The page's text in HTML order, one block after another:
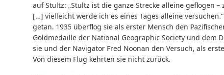
auf Stultz: „Stultz ist die ganze Strecke alleine geflogen
[…] vielleicht werde ich es eines Tages alleine
getan. 1935 überflog sie als erster Mensch den
Goldmedaille der National Geographic Society und dem
sie und der Navigator Fred Noonan den Versuch, als
Von diesem Flug kehrten sie nicht zurück.